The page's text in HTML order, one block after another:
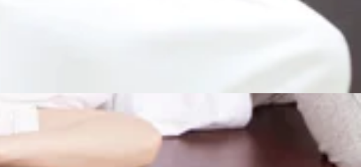
いております！詳しいお時間が気になる方はお電話ください
間】10：00～20：00(最終受付19：30)【定休日】年中無休【アクセ
いております！詳しいお時間が気になる方はお電話ください
間】10：00～20：00(最終受付19：30)【定休日】年中無休【アクセ